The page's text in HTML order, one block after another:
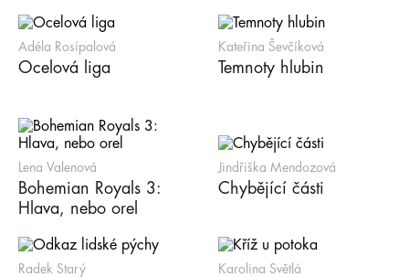
Adéla Rosípalová
Ocelová liga
Kateřina Ševčíková
Temnoty hlubin
Lena Valenová
Bohemian Royals 3:
Hlava, nebo orel
Jindřiška Mendozová
Chybějící části
Radek Starý Karolina Světlá